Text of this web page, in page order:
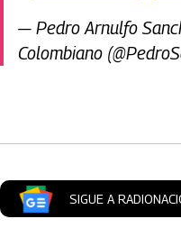
— Pedro Arnulfo
Colombiano
SIGUE A